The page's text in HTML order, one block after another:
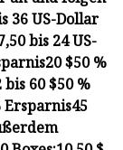
36 US-Dollar
bis 24 US-
20 $50 %
bis 60 $50 %
Ersparnis45